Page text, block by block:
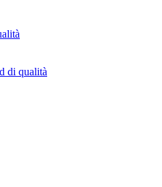
di qualità